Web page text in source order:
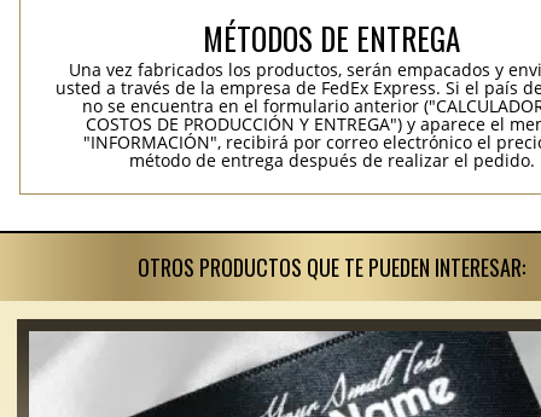
MÉTODOS DE ENTREGA
Una vez fabricados los productos, serán empacados y
usted a través de la empresa de FedEx Express. Si el país
no se encuentra en el formulario anterior
COSTOS DE PRODUCCIÓN Y ENTREGA") y aparece el
"INFORMACIÓN", recibirá por correo electrónico el
método de entrega después de realizar el pedido.
OTROS PRODUCTOS QUE TE PUEDEN INTERESAR: